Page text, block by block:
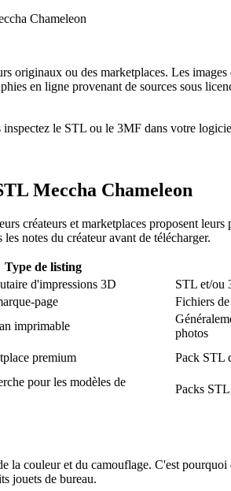
originaux ou des marketplaces. Les
en ligne provenant de sources sous
le STL ou le 3MF dans votre
Meccha Chameleon
créateurs et marketplaces proposent
notes du créateur avant de télécharger.
Type de listing
d'impressions 3D STL et/ou
page Fichiers
imprimable
photos
premium Pack STL
pour les modèles de
Packs
couleur et du camouflage. C'est
jouets de bureau.